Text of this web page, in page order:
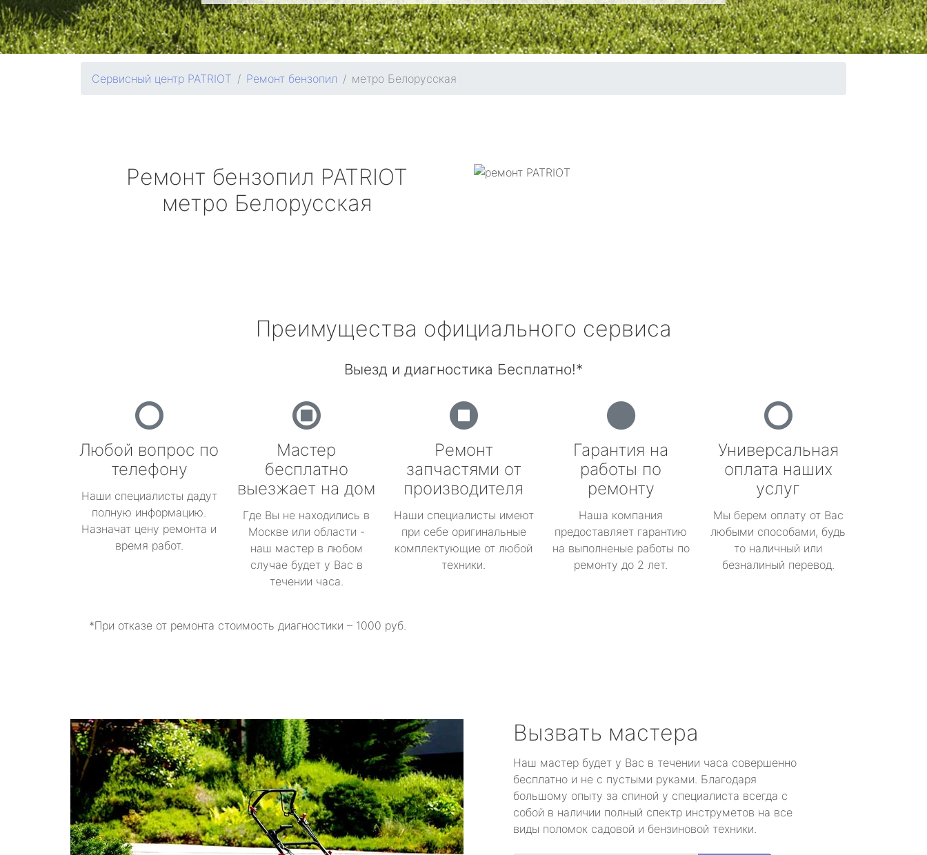
Сервисный центр PATRIOT Ремонт бензопил метро Белорусская
Ремонт бензопил PATRIOT
метро Белорусская
Преимущества официального сервиса
Выезд и диагностика Бесплатно!*
Любой вопрос по
телефону
Наши специалисты дадут
полную информацию.
Назначат цену ремонта и
время работ.
Мастер
бесплатно
выезжает на дом
Где Вы не находились в
Москве или области -
наш мастер в любом
случае будет у Вас в
течении часа.
Ремонт
запчастями от
производителя
Наши специалисты имеют
при себе оригинальные
комплектующие от любой
техники.
Гарантия на
работы по
ремонту
Наша компания
предоставляет гарантию
на выполненые работы по
ремонту до 2 лет.
Универсальная
оплата наших
услуг
Мы берем оплату от Вас
любыми способами, будь
то наличный или
безналиный перевод.
*При отказе от ремонта стоимость диагностики – 1000 руб.
Вызвать мастера
Наш мастер будет у Вас в течении часа совершенно
бесплатно и не с пустыми руками. Благодаря
большому опыту за спиной у специалиста всегда с
собой в наличии полный спектр инструметов на все
виды поломок садовой и бензиновой техники.